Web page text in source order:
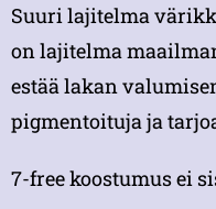
Suuri lajitelma
on lajitelma
estää lakan
pigmentoituja ja
7-free koostumus ei